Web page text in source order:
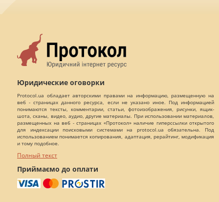
Юридические оговорки
Protocol.ua обладает авторскими правами на информацию, размещенную на
веб - страницах данного ресурса, если не указано иное. Под информацией
понимаются тексты, комментарии, статьи, фотоизображения, рисунки, ящик-
шота, сканы, видео, аудио, другие материалы. При использовании материалов,
размещенных на веб - страницах «Протокол» наличие гиперссылки открытого
для индексации поисковыми системами на protocol.ua обязательна. Под
использованием понимается копирования, адаптация, рерайтинг, модификация
и тому подобное.
Полный текст
Приймаємо до оплати